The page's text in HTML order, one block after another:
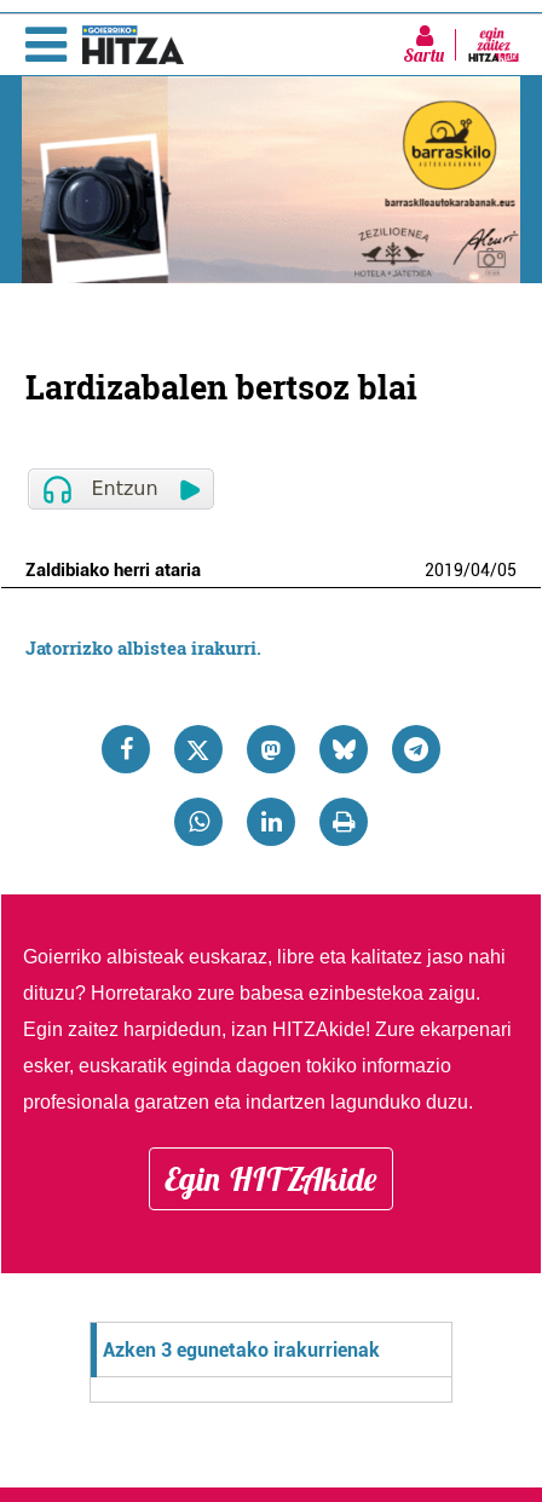
Sartu
Lardizabalen bertsoz blai
Zaldibiako herri ataria 2019/04/05
Jatorrizko albistea irakurri.
Goierriko albisteak euskaraz, libre eta kalitatez jaso nahi
dituzu? Horretarako zure babesa ezinbestekoa zaigu.
Egin zaitez harpidedun, izan HITZAkide!Zure ekarpenari
esker, euskaratik eginda dagoen tokiko informazio
profesionala garatzen eta indartzen lagunduko duzu.
Egin HITZAkide
Azken 3 egunetako irakurrienak